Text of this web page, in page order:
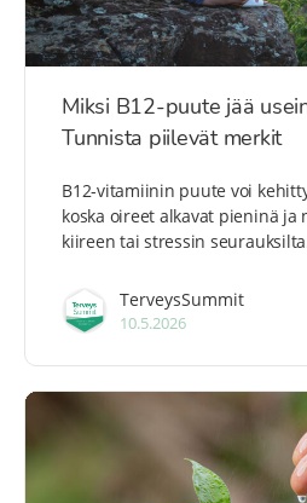
Miksi B12-puute jää
Tunnista piilevät merkit
B12-vitamiinin puute voi
koska oireet alkavat pieninä ja
kiireen tai stressin
TerveysSummit
10.5.2026